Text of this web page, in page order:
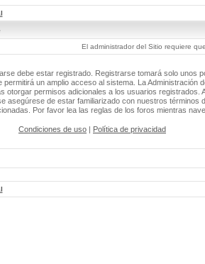
El administrador del Sitio requiere
debe estar registrado. Registrarse tomará solo unos
permitirá un amplio acceso al sistema. La Administración
otorgar permisos adicionales a los usuarios registrados.
asegúrese de estar familiarizado con nuestros términos
Por favor lea las reglas de los foros mientras
Condiciones de uso | Política de privacidad